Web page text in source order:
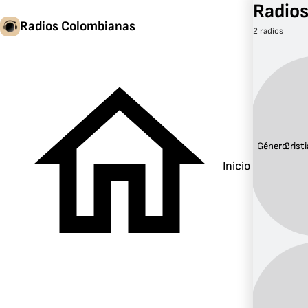
Radios Colombianas
Inicio
2 radios
Género: